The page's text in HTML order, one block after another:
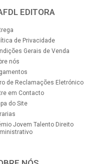
EDITORA
de Privacidade
Gerais de Venda
nós
de Reclamações Eletrónico
em Contacto
do Site
Jovem Talento Direito